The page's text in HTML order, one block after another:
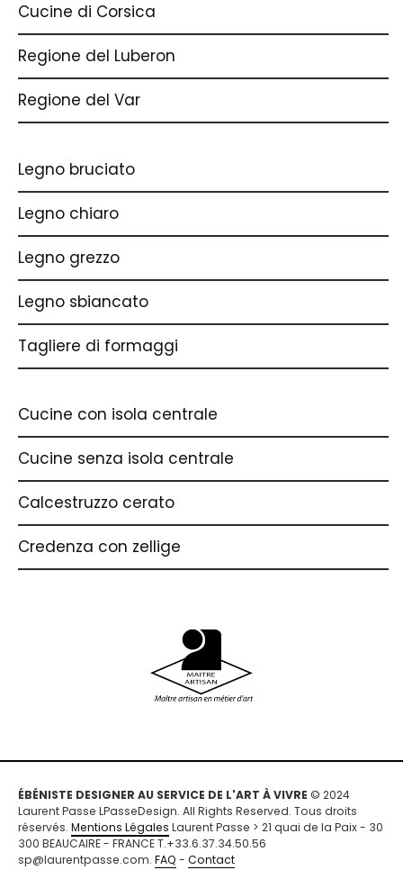
Cucine di Corsica
Regione del Luberon
Regione del Var
Legno bruciato
Legno chiaro
Legno grezzo
Legno sbiancato
Tagliere di formaggi
Cucine con isola centrale
Cucine senza isola centrale
Calcestruzzo cerato
Credenza con zellige
ÉBÉNISTE DESIGNER AU SERVICE DE L'ART À VIVRE © 2024
Laurent Passe LPasseDesign. All Rights Reserved. Tous droits
réservés. Mentions Légales Laurent Passe > 21 quai de la Paix - 30
300 BEAUCAIRE - FRANCE T.+33.6.37.34.50.56
sp@laurentpasse.com. FAQ - Contact